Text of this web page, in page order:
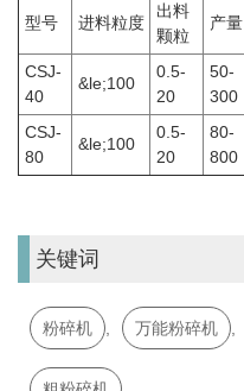
型号 进料粒度
出料
颗粒
产量
CSJ-
40
&le;100
0.5-
20
50-
300
CSJ-
80
&le;100
0.5-
20
80-
800
关键词
粉碎机 万能粉碎机